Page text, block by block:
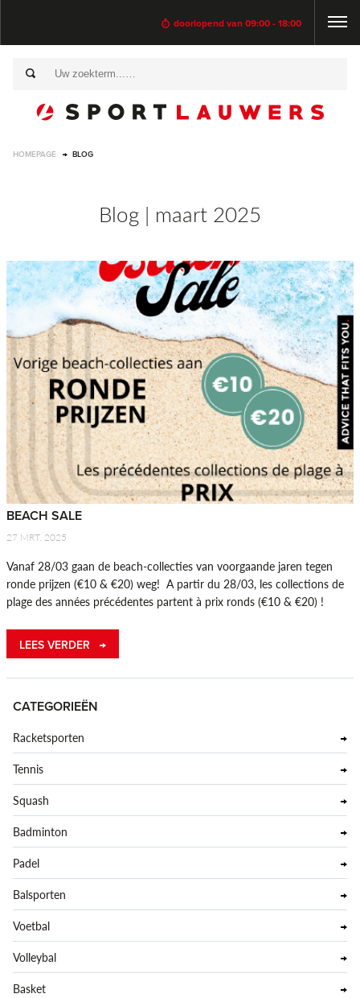
doorlopend van 09:00 - 18:00
HOMEPAGE BLOG
Blog | maart 2025
BEACH SALE
27 MRT. 2025
Vanaf 28/03 gaan de beach-collecties van voorgaande jaren tegen
ronde prijzen (€10 & €20) weg! A partir du 28/03, les collections de
plage des années précédentes partent à prix ronds (€10 & €20) !
LEES VERDER
CATEGORIEËN
Racketsporten
Tennis
Squash
Badminton
Padel
Balsporten
Voetbal
Volleybal
Basket